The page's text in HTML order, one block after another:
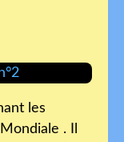
les
. Il